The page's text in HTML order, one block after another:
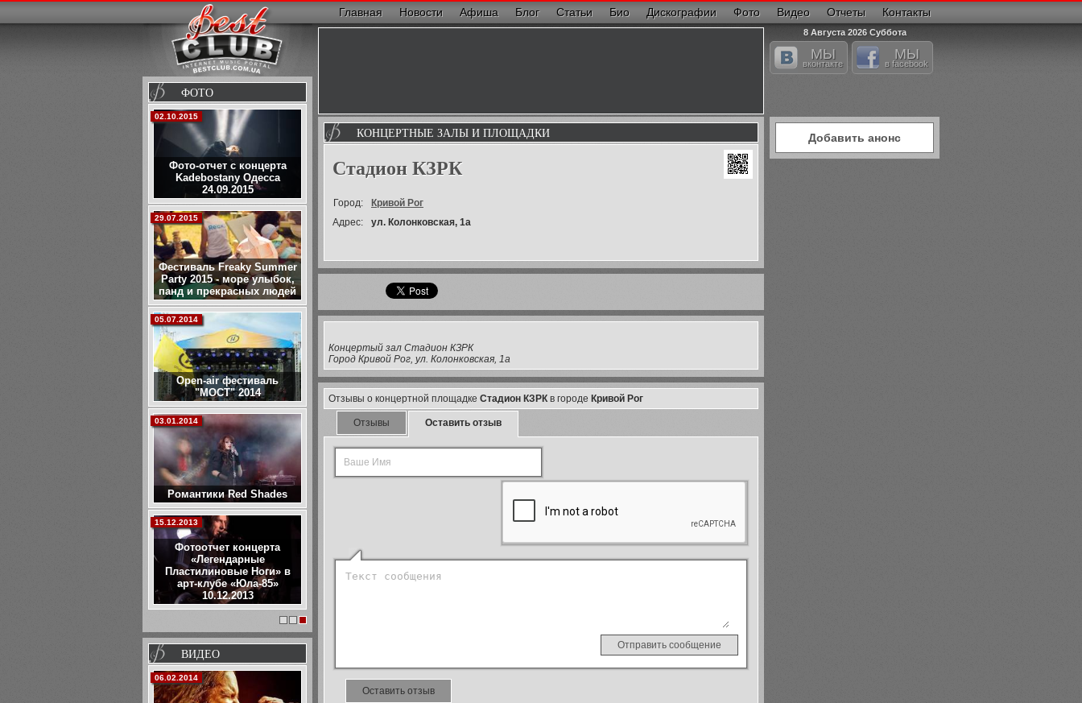
Главная Новости Афиша Блог Статьи Био Дискографии Фото Видео Отчеты Контакты
8 Августа 2026 Суббота
МЫ
вконтакте
МЫ
в facebook
ФОТО
Фото-отчет с концерта
Kadebostany Одесса
24.09.2015
02.10.2015
Фестиваль Freaky Summer
Party 2015 - море улыбок,
панд и прекрасных людей
29.07.2015
Open-air фестиваль
"МОСТ" 2014
05.07.2014
Романтики Red Shades
03.01.2014
Фотоотчет концерта
«Легендарные
Пластилиновые Ноги» в
арт-клубе «Юла-85»
10.12.2013
15.12.2013
ВИДЕО
06.02.2014
КОНЦЕРТНЫЕ ЗАЛЫ И ПЛОЩАДКИ
Стадион КЗРК
Город:
Кривой Рог
Адрес:
ул. Колонковская, 1а
Концертый зал Стадион КЗРК
Город Кривой Рог, ул. Колонковская, 1а
Отзывы о концертной площадке Стадион КЗРК в городе Кривой Рог
Отзывы Оставить отзыв
Оставить отзыв
Добавить анонс